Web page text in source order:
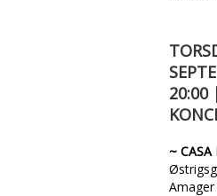
20:00
~ CASA
Amager